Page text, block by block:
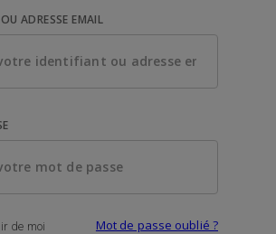
ADRESSE EMAIL
de moi Mot de passe oublié ?